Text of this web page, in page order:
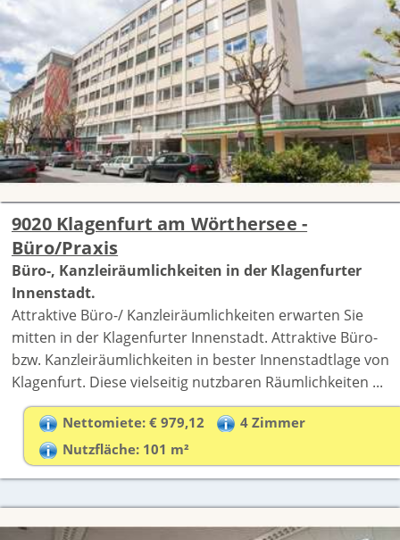
9020 Klagenfurt am Wörthersee -
Büro/Praxis
Büro-, Kanzleiräumlichkeiten in der Klagenfurter
Innenstadt.
Attraktive Büro-/ Kanzleiräumlichkeiten erwarten Sie
mitten in der Klagenfurter Innenstadt. Attraktive Büro-
bzw. Kanzleiräumlichkeiten in bester Innenstadtlage von
Klagenfurt. Diese vielseitig nutzbaren Räumlichkeiten ...
Nettomiete: € 979,12
4 Zimmer
Nutzfläche: 101 m²